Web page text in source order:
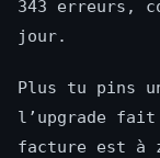
343 erreurs,
jour.
Plus tu pins
l’upgrade fait
facture est à